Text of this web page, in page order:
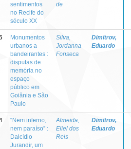
sentimentos
no Recife do
século XX
de
Monumentos
urbanos a
bandeirantes :
disputas de
memória no
espaço
público em
Goiânia e São
Paulo
Silva,
Jordanna
Fonseca
Dimitrov,
Eduardo
“Nem inferno,
nem paraíso” :
Dalcídio
Jurandir, um
Almeida,
Eliel dos
Reis
Dimitrov,
Eduardo